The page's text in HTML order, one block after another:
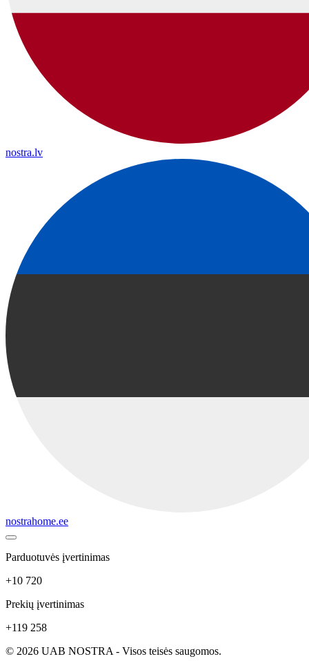
nostra.lv
nostrahome.ee
Parduotuvės įvertinimas
+10 720
Prekių įvertinimas
+119 258
© 2026 UAB NOSTRA - Visos teisės saugomos.